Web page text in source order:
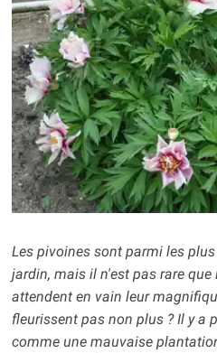
Les pivoines sont parmi les
jardin, mais il n'est pas rare
attendent en vain leur
fleurissent pas non plus ? Il y a
comme une mauvaise